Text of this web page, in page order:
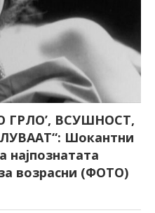
ГРЛО’, ВСУШНОСТ,
Шокантни
возрасни (ФОТО)